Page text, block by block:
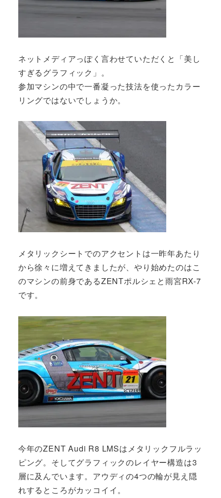
ネットメディアっぽく言わせていただくと「美し
すぎるグラフィック」。
参加マシンの中で一番凝った技法を使ったカラー
リングではないでしょうか。
メタリックシートでのアクセントは一昨年あたり
から徐々に増えてきましたが、やり始めたのはこ
のマシンの前身であるZENTポルシェと雨宮RX-7
です。
今年のZENT Audi R8 LMSはメタリックフルラッ
ピング。そしてグラフィックのレイヤー構造は3
層に及んでいます。アウディの4つの輪が見え隠
れするところがカッコイイ。